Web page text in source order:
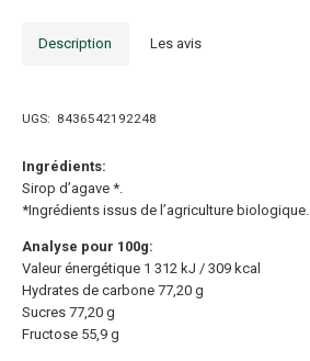
Description Les avis
UGS: 8436542192248
Ingrédients:
Sirop d’agave *.
*Ingrédients issus de l’agriculture biologique.
Analyse pour 100g:
Valeur énergétique 1 312 kJ / 309 kcal
Hydrates de carbone 77,20 g
Sucres 77,20 g
Fructose 55,9 g